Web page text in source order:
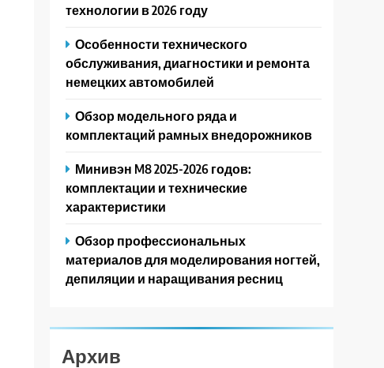
технологии в 2026 году
Особенности технического
обслуживания, диагностики и ремонта
немецких автомобилей
Обзор модельного ряда и
комплектаций рамных внедорожников
Минивэн M8 2025-2026 годов:
комплектации и технические
характеристики
Обзор профессиональных
материалов для моделирования ногтей,
депиляции и наращивания ресниц
Архив